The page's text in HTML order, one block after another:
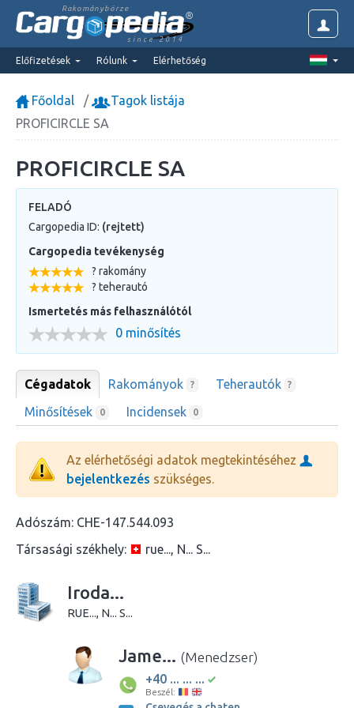
Rakománybörze
since 2014
Előfizetések Rólunk Elérhetőség
Főoldal
Tagok listája
PROFICIRCLE SA
PROFICIRCLE SA
FELADÓ
Cargopedia ID: (rejtett)
Cargopedia tevékenység
? rakomány
? teherautó
Ismertetés más felhasználótól
0 minősítés
Cégadatok Rakományok ? Teherautók ?
Minősítések 0 Incidensek 0
Az elérhetőségi adatok megtekintéséhez
bejelentkezés szükséges.
Adószám: CHE-147.544.093
Társasági székhely:
rue..., N... S...
Iroda...
RUE..., N... S...
Jame... (Menedzser)
+40 ... ... ...
Beszél: